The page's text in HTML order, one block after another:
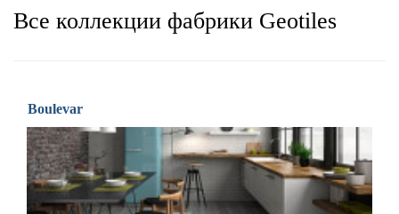
Все коллекции фабрики Geotiles
Boulevar